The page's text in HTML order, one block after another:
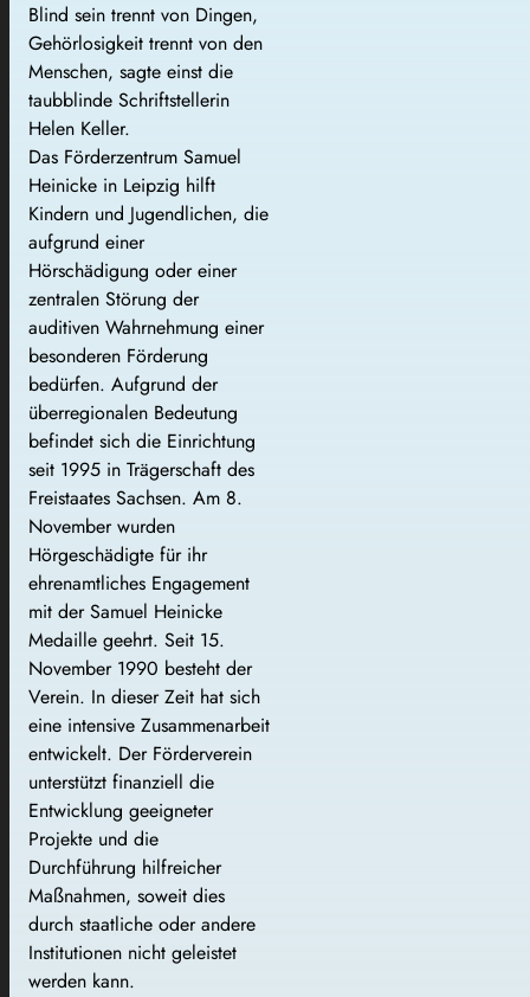
Blind sein trennt von Dingen,
Gehörlosigkeit trennt von den
Menschen, sagte einst die
taubblinde Schriftstellerin
Helen Keller.
Das Förderzentrum Samuel
Heinicke in Leipzig hilft
Kindern und Jugendlichen, die
aufgrund einer
Hörschädigung oder einer
zentralen Störung der
auditiven Wahrnehmung einer
besonderen Förderung
bedürfen. Aufgrund der
überregionalen Bedeutung
befindet sich die Einrichtung
seit 1995 in Trägerschaft des
Freistaates Sachsen. Am 8.
November wurden
Hörgeschädigte für ihr
ehrenamtliches Engagement
mit der Samuel Heinicke
Medaille geehrt. Seit 15.
November 1990 besteht der
Verein. In dieser Zeit hat sich
eine intensive Zusammenarbeit
entwickelt. Der Förderverein
unterstützt finanziell die
Entwicklung geeigneter
Projekte und die
Durchführung hilfreicher
Maßnahmen, soweit dies
durch staatliche oder andere
Institutionen nicht geleistet
werden kann.